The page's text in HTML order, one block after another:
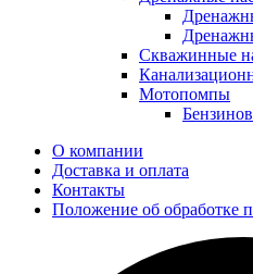
Скважинные
Мотопомпы
О компании
Доставка и оплата
Контакты
Положение об обработке